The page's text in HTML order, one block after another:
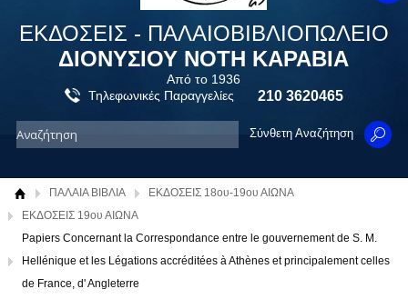
ΕΚΔΟΣΕΙΣ - ΠΑΛΑΙΟΒΙΒΛΙΟΠΩΛΕΙΟ
ΔΙΟΝΥΣΙΟΥ ΝΟΤΗ ΚΑΡΑΒΙΑ
Από το 1936
Τηλεφωνικές Παραγγελίες
210 3620465
Σύνθετη Αναζήτηση
ΠΑΛΑΙΑ ΒΙΒΛΙΑ
ΕΚΔΟΣΕΙΣ 18ου-19ου ΑΙΩΝΑ
ΕΚΔΟΣΕΙΣ 19ου ΑΙΩΝΑ
Papiers Concernant la Correspondance entre le gouvernement de S. M.
Hellénique et les Légations accréditées à Athènes et principalement celles
de France, d' Angleterre